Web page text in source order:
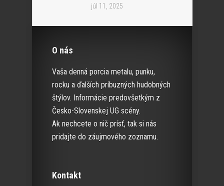
júl 11, 2025
O nás
Vaša denná porcia metalu, punku,
rocku a ďalších príbuzných hudobných
štýlov. Informácie predovšetkým z
Česko-Slovenskej UG scény.
Ak nechcete o nič prísť, tak si nás
pridajte do záujmového zoznamu.
Kontakt